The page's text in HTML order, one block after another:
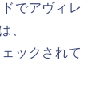
でアヴィレ
、
ックされて